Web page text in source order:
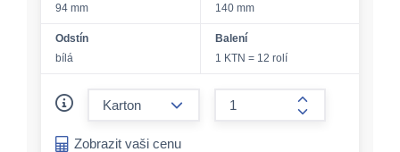
94 mm
140 mm
Odstín
bílá
Balení
1 KTN = 12 rolí
form.increase-
Zobrazit vaši cenu